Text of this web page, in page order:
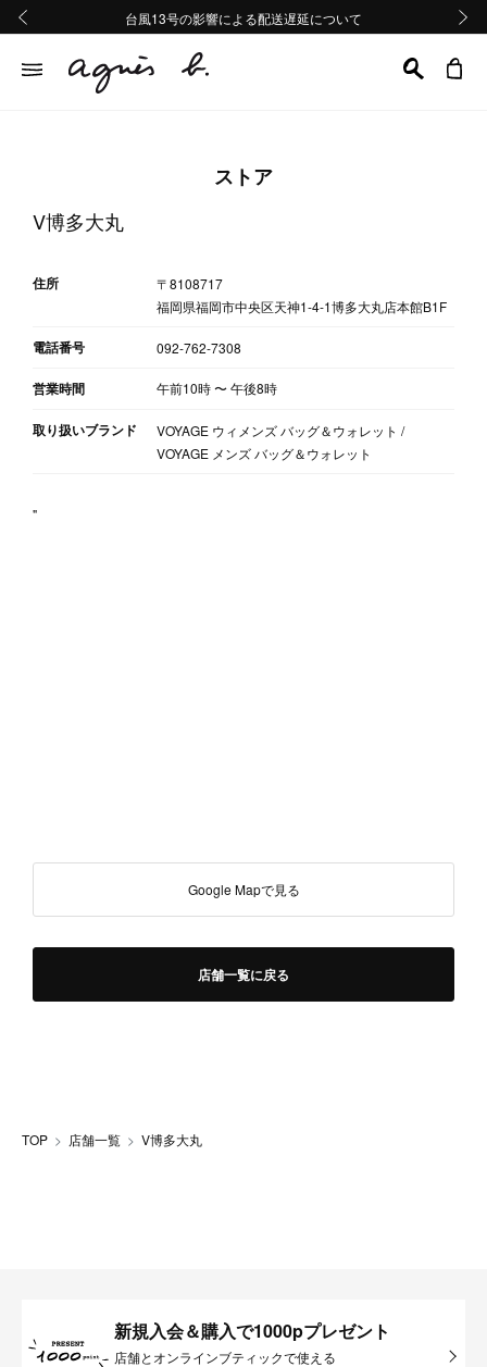
熊本地域地震の影響による配送遅延について
Summer Sale 2buy10%OFF!!
台風13号の影響による配送遅延について
熊本地域地震の影響による配送遅延について
Summer Sale 2buy10%OFF!!
ストア
V博多大丸
住所
〒8108717
福岡県福岡市中央区天神1-4-1博多大丸店本館B1F
電話番号 092-762-7308
営業時間 午前10時〜午後8時
取り扱いブランド
VOYAGE ウィメンズ バッグ＆ウォレット /
VOYAGE メンズ バッグ＆ウォレット
"
Google Mapで見る
店舗一覧に戻る
TOP 店舗一覧 V博多大丸
新規入会＆購入で1000pプレゼント
店舗とオンラインブティックで使える